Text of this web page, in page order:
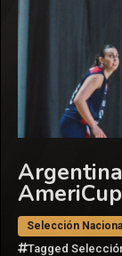
Selección Nacional
Tagged